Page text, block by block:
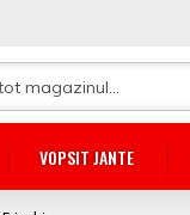
VOPSIT JANTE